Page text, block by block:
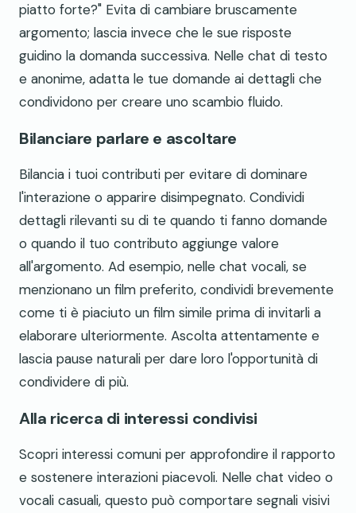
piatto forte?" Evita di cambiare bruscamente
argomento; lascia invece che le sue risposte
guidino la domanda successiva. Nelle chat di testo
e anonime, adatta le tue domande ai dettagli che
condividono per creare uno scambio fluido.
Bilanciare parlare e ascoltare
Bilancia i tuoi contributi per evitare di dominare
l'interazione o apparire disimpegnato. Condividi
dettagli rilevanti su di te quando ti fanno domande
o quando il tuo contributo aggiunge valore
all'argomento. Ad esempio, nelle chat vocali, se
menzionano un film preferito, condividi brevemente
come ti è piaciuto un film simile prima di invitarli a
elaborare ulteriormente. Ascolta attentamente e
lascia pause naturali per dare loro l'opportunità di
condividere di più.
Alla ricerca di interessi condivisi
Scopri interessi comuni per approfondire il rapporto
e sostenere interazioni piacevoli. Nelle chat video o
vocali casuali, questo può comportare segnali visivi